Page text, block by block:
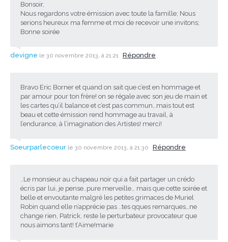
Bonsoir,
Nous regardons votre émission avec toute la famille; Nous
serions heureux ma femme et moi de recevoir une invitons;
Bonne soirée
devigne le 30 novembre 2013, à 21:21 Répondre
Bravo Eric Borner et quand on sait que c’est en hommage et
par amour pour ton frère! on se régale avec son jeu de main et
les cartes qu’il balance et c’est pas commun…mais tout est
beau et cette émission rend hommage au travail, à
l’endurance, à l’imagination des Artistes! merci!
Soeurparlecoeur le 30 novembre 2013, à 21:30 Répondre
..Le monsieur au chapeau noir qui a fait partager un crédo
écris par lui, je pense..pure merveille… mais que cette soirée et
belle et envoutante malgré les petites grimaces de Muriel
Robin quand elle n’apprécie pas ..tes qques remarques…ne
change rien, Patrick, reste le perturbateur provocateur que
nous aimons tant! t’Aime!marie